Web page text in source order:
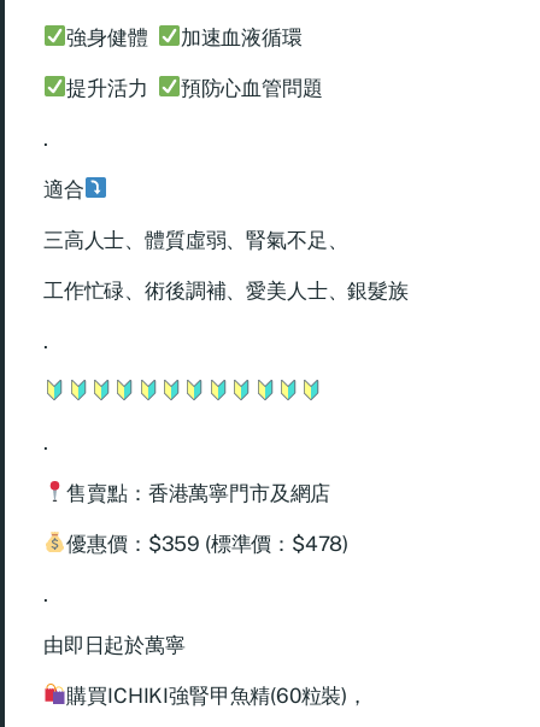
強身健體 加速血液循環
提升活力 預防心血管問題
.
適合
三高人士、體質虛弱、腎氣不足、
工作忙碌、術後調補、愛美人士、銀髮族
.
.
售賣點：香港萬寧門市及網店
優惠價：$359 (標準價：$478)
.
由即日起於萬寧
購買ICHIKI強腎甲魚精(60粒裝)，